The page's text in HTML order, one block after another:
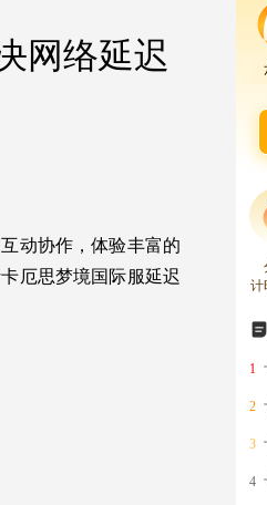
网络延迟
动协作，体验丰富的
厄思梦境国际服延迟
计
1
2
3
4